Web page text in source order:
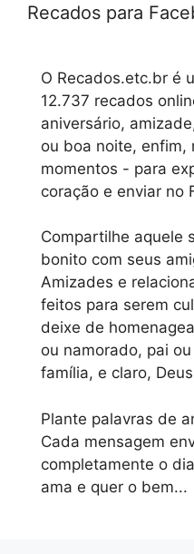
Recados para
O Recados.etc.br é
12.737 recados
aniversário,
ou boa noite, enfim,
momentos - para
coração e enviar no
Compartilhe aquele
bonito com seus
Amizades e
feitos para serem
deixe de
ou namorado, pai
família, e claro,
Plante palavras de
Cada mensagem
completamente o
ama e quer o bem...